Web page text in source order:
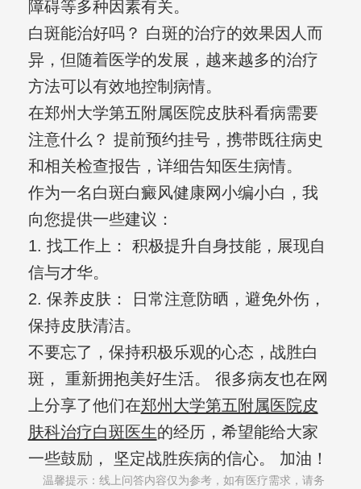
障碍等多种因素有关。
白斑能治好吗？ 白斑的治疗的效果因人而
异，但随着医学的发展，越来越多的治疗
方法可以有效地控制病情。
在郑州大学第五附属医院皮肤科看病需要
注意什么？ 提前预约挂号，携带既往病史
和相关检查报告，详细告知医生病情。
作为一名白斑白癜风健康网小编小白，我
向您提供一些建议：
1. 找工作上： 积极提升自身技能，展现自
信与才华。
2. 保养皮肤： 日常注意防晒，避免外伤，
保持皮肤清洁。
不要忘了，保持积极乐观的心态，战胜白
斑， 重新拥抱美好生活。 很多病友也在网
上分享了他们在郑州大学第五附属医院皮
肤科治疗白斑医生的经历，希望能给大家
一些鼓励， 坚定战胜疾病的信心。 加油！
温馨提示：线上问答内容仅为参考，如有医疗需求，请务